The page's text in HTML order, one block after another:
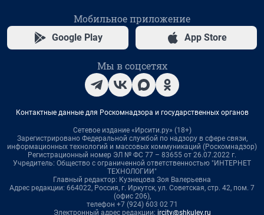
Мобильное приложение
Google Play App Store
Мы в соцсетях
Контактные данные для Роскомнадзора и государственных органов
Сетевое издание «Ирсити.ру» (18+)
Зарегистрировано Федеральной службой по надзору в сфере связи,
информационных технологий и массовых коммуникаций (Роскомнадзор)
Регистрационный номер ЭЛ № ФС 77 – 83655 от 26.07.2022 г.
Учредитель: Общество с ограниченной ответственностью "ИНТЕРНЕТ
ТЕХНОЛОГИИ"
Главный редактор: Кузнецова Зоя Валерьевна
Адрес редакции: 664022, Россия, г. Иркутск, ул. Советская, стр. 42, пом. 7
(офис 206),
телефон +7 (924) 603 02 71
Электронный адрес редакции: ircity@shkulev.ru